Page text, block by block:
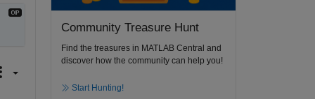
Community Treasure Hunt
Find the treasures in MATLAB Central and
discover how the community can help you!
Start Hunting!